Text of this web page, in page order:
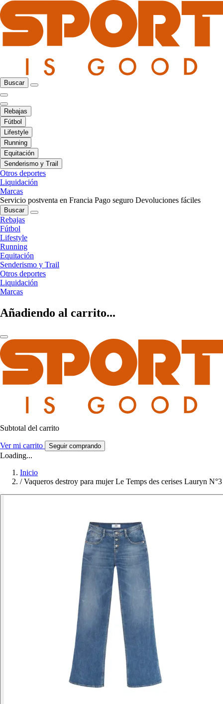
Buscar
Rebajas
Fútbol
Lifestyle
Running
Equitación
Senderismo y Trail
Otros deportes
Liquidación
Marcas
Servicio postventa en Francia Pago seguro Devoluciones fáciles
Buscar
Rebajas
Fútbol
Lifestyle
Running
Equitación
Senderismo y Trail
Otros deportes
Liquidación
Marcas
Añadiendo al carrito...
Subtotal del carrito
Ver mi carrito Seguir comprando
Loading...
Inicio
/ Vaqueros destroy para mujer Le Temps des cerises Lauryn N°3